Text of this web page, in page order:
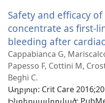
Safety and efficacy
concentrate as first-
bleeding after
Cappabianca G,
Papesso F, Cottini M,
Beghi C.
Աղբյուր‎: Crit Care